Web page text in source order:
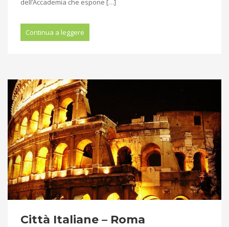
dell’Accademia che espone […]
Continua a leggere
Città Italiane – Roma